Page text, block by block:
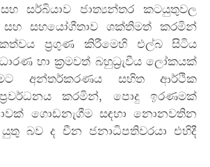
සර්බියාව ජාත්‍යන්තර කටයුතුවල
සහයෝගීතාව ශක්තිමත් කරමින්
ප්‍රගුණ කිරීමෙහි එල්බ සිටිය
හා ක්‍රමවත් බහුධ්‍රැවීය ලෝකයක්
අන්තර්කරණය සහිත ආර්ථික
කරමින්, පොදු ඉරණමක්
ගොඩනැගීම සඳහා නොනවතින
බව ද චීන ජනාධිපතිවරයා එහිදී